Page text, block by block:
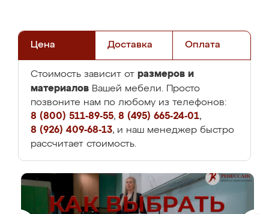
Цена Доставка Оплата
Стоимость зависит от размеров и
материалов Вашей мебели. Просто
позвоните нам по любому из телефонов:
8 (800) 511-89-55, 8 (495) 665-24-01,
8 (926) 409-68-13, и наш менеджер быстро
рассчитает стоимость.